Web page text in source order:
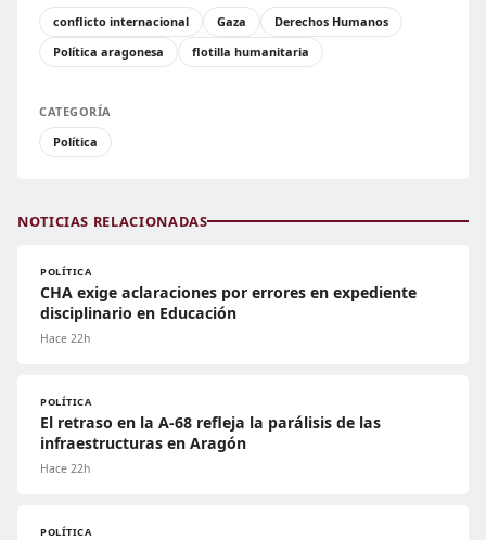
conflicto internacional
Gaza
Derechos Humanos
Política aragonesa
flotilla humanitaria
CATEGORÍA
Política
NOTICIAS RELACIONADAS
POLÍTICA
CHA exige aclaraciones por errores en expediente
disciplinario en Educación
Hace 22h
POLÍTICA
El retraso en la A-68 refleja la parálisis de las
infraestructuras en Aragón
Hace 22h
POLÍTICA